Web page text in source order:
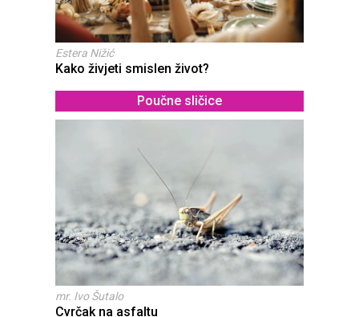
Estera Nižić
Kako živjeti smislen život?
Poučne sličice
mr. Ivo Šutalo
Cvrčak na asfaltu